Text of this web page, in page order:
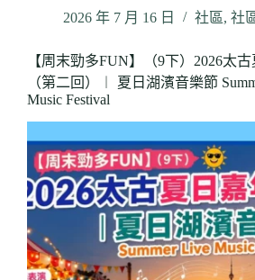
畫
2026
年
會
員
展
至
7
月
21
陽
2026 年 7 月 16 日 社區, 社
【周末勁多FUN】（9下）2026太
（第二回）︱ 夏日湖濱音樂節
Music Festival